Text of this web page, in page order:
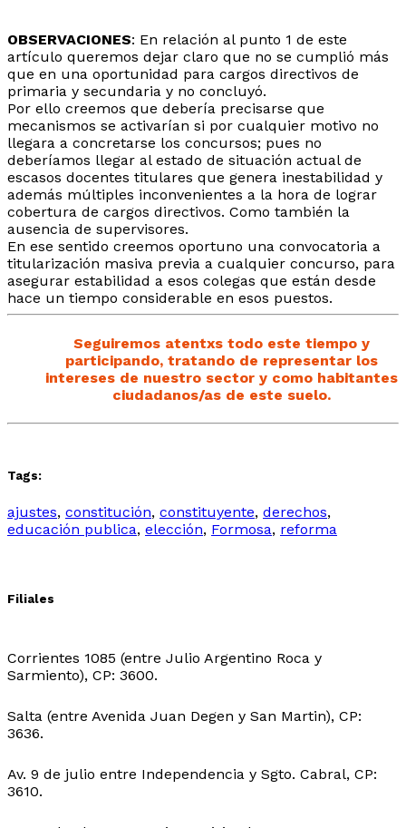
OBSERVACIONES: En relación al punto 1 de este
artículo queremos dejar claro que no se cumplió más
que en una oportunidad para cargos directivos de
primaria y secundaria y no concluyó.
Por ello creemos que debería precisarse que
mecanismos se activarían si por cualquier motivo no
llegara a concretarse los concursos; pues no
deberíamos llegar al estado de situación actual de
escasos docentes titulares que genera inestabilidad y
además múltiples inconvenientes a la hora de lograr
cobertura de cargos directivos. Como también la
ausencia de supervisores.
En ese sentido creemos oportuno una convocatoria a
titularización masiva previa a cualquier concurso, para
asegurar estabilidad a esos colegas que están desde
hace un tiempo considerable en esos puestos.
Seguiremos atentxs todo este tiempo y
participando, tratando de representar los
intereses de nuestro sector y como habitantes
ciudadanos/as de este suelo.
Tags:
ajustes, constitución, constituyente, derechos,
educación publica, elección, Formosa, reforma
Filiales
Corrientes 1085 (entre Julio Argentino Roca y
Sarmiento), CP: 3600.
Salta (entre Avenida Juan Degen y San Martin), CP:
3636.
Av. 9 de julio entre Independencia y Sgto. Cabral, CP:
3610.